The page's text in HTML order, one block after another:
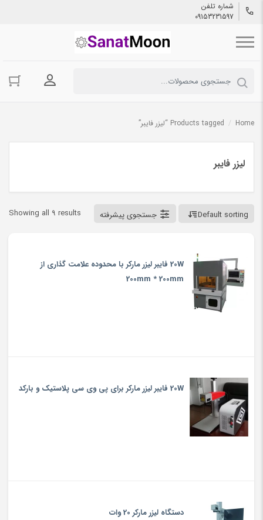
شماره تلفن
09153231597
ورود به
Home
/ Products tagged “لیزر فایبر”
لیزر فایبر
Showing all 9 results Default sorting جستجوی پیشرفته
20W فایبر لیزر مارکر با محدوده علامت گذاری از
200mm * 200mm
20W فایبر لیزر مارکر برای پی وی سی پلاستیک و بارکد
دستگاه لیزر مارکر 20 وات